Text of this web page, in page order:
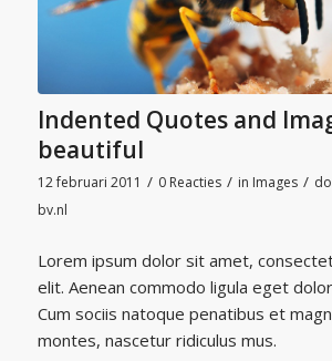
Indented Quotes and
beautiful
12 februari 2011 / 0 Reacties / in Images /
bv.nl
Lorem ipsum dolor sit amet,
elit. Aenean commodo ligula eget
Cum sociis natoque penatibus et
montes, nascetur ridiculus mus.